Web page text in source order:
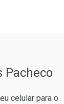
Pacheco
celular para o